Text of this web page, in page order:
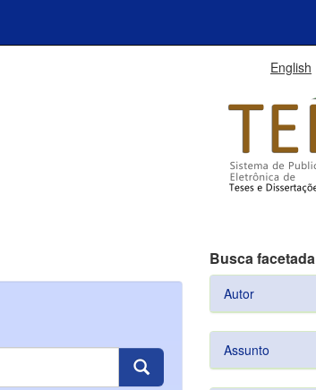
English
Busca facetada
Autor
Assunto